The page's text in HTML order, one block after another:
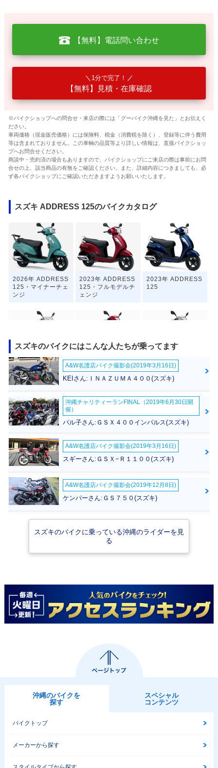
【無料】電話問い合わせ
1分で完了！
【無料】見積・在庫確認
※バイクショップへの問合せ・来店の際には「グーバイク沖縄を見た」とお伝えく
ださい。
車両価格（現金販売価格）には保険料、税金（消費税を除く）、登録等に伴う費用
等は含まれておりません。この車輌の品質等より詳しい情報は、直接バイクショッ
プへお問合せください。
商談中・売約済の場合もありますので、バイクショップにご来店の際は事前にお問
合せの上、該当商品の有無をご確認ください。また、詳細内容につきましても、必
ず各バイクショップにご確認いただきますようお願いいたします。
スズキ ADDRESS 125のバイクカタログ
2026年 ADDRESS
125・マイナーチェ
ンジ
2023年 ADDRESS
125・フルモデルチ
ェンジ
2023年 ADDRESS
125
2020年 ADDRESS
125フラットシート
仕様・カラーチェン
ジ
2020年 ADDRESS
125・カラーチェン
ジ
2019年 ADDRESS
125フラットシート
仕様・カラーチェン
ジ
2019年 ADDRESS
125・カラーチェン
ジ
2018年 ADDRESS
125フラットシート
仕様・追加
2018年 ADDRESS
125・新登場
2017年 ADDRESS
スズキのバイクにはこんな人たちが乗ってます
A&W名護店バイク撮影会(2019年3月16日)
KEIさん:ＩＮＡＺＵＭＡ４００(スズキ)
沖縄チャリティーランFINAL（2019年6月30日開
催）
パル子さん:ＧＳＸ４００インパルス(スズキ)
A&W名護店バイク撮影会(2019年3月16日)
スギーさん:ＧＳＸ−Ｒ１１００(スズキ)
A&W名護店バイク撮影会(2019年12月8日)
ケンパーさん:ＧＳ７５０(スズキ)
スズキのバイクに乗っている沖縄のライダーを見
る
沖縄のバイクを
探す
スペシャル
コンテンツ
バイクトップ
メーカーから探す